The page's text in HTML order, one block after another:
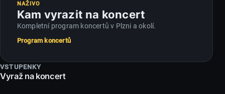
NAŽIVO
Kam vyrazit na koncert
Kompletní program koncertů v Plzni a okolí.
Program koncertů
VSTUPENKY
Vyraž na koncert